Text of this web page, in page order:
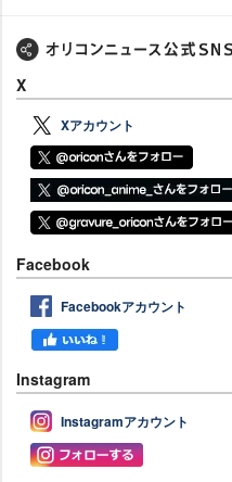
X
Xアカウント
Facebook
Facebookアカウント
Instagram
Instagramアカウント